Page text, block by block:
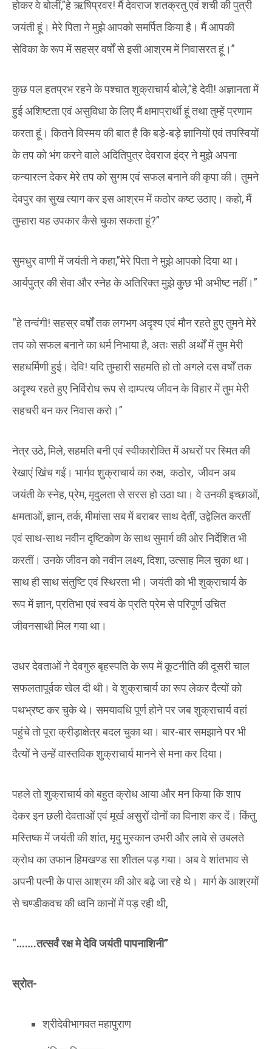
होकर वे बोलीं,”हे ऋषिप्रवर! मैं देवराज शतक्रतु एवं शची की पुत्री
जयंती हूं। मेरे पिता ने मुझे आपको समर्पित किया है। मैं आपकी
सेविका के रूप में सहस्र वर्षों से इसी आश्रम में निवासरत हूं।”
कुछ पल हतप्रभ रहने के पश्चात शुक्राचार्य बोले,”हे देवी! अज्ञानता में
हुई अशिष्टता एवं असुविधा के लिए मैं क्षमाप्रार्थी हूं तथा तुम्हें प्रणाम
करता हूं। कितने विस्मय की बात है कि बड़े-बड़े ज्ञानियों एवं तपस्वियों
के तप को भंग करने वाले अदितिपुत्र देवराज इंद्र ने मुझे अपना
कन्यारत्न देकर मेरे तप को सुगम एवं सफल बनाने की कृपा की। तुमने
देवपुर का सुख त्याग कर इस आश्रम में कठोर कष्ट उठाए। कहो, मैं
तुम्हारा यह उपकार कैसे चुका सकता हूं?”
सुमधुर वाणी में जयंती ने कहा,”मेरे पिता ने मुझे आपको दिया था।
आर्यपुत्र की सेवा और स्नेह के अतिरिक्त मुझे कुछ भी अभीष्ट नहीं।”
“हे तन्वंगी! सहस्र वर्षों तक लगभग अदृश्य एवं मौन रहते हुए तुमने मेरे
तप को सफल बनाने का धर्म निभाया है, अतः सही अर्थों में तुम मेरी
सहधर्मिणी हुई। देवि! यदि तुम्हारी सहमति हो तो अगले दस वर्षों तक
अदृश्य रहते हुए निर्विरोध रूप से दाम्पत्य जीवन के विहार में तुम मेरी
सहचरी बन कर निवास करो।”
नेत्र उठे, मिले, सहमति बनी एवं स्वीकारोक्ति में अधरों पर स्मित की
रेखाएं खिंच गईं। भार्गव शुक्राचार्य का रुक्ष, कठोर, जीवन अब
जयंती के स्नेह, प्रेम, मृदुलता से सरस हो उठा था। वे उनकी इच्छाओं,
क्षमताओं, ज्ञान, तर्क‌, मीमांसा सब में बराबर साथ देतीं, उद्वेलित करतीं
एवं साथ-साथ नवीन दृष्टिकोण के साथ सुमार्ग की ओर निर्देशित भी
करतीं। उनके जीवन को नवीन लक्ष्य, दिशा, उत्साह मिल चुका था।
साथ ही साथ संतुष्टि एवं स्थिरता भी। जयंती को भी शुक्राचार्य के
रूप में ज्ञान, प्रतिभा एवं स्वयं के प्रति प्रेम से परिपूर्ण उचित
जीवनसाथी मिल गया था।
उधर देवताओं ने देवगुरु बृहस्पति के रूप में कूटनीति की दूसरी चाल
सफलतापूर्वक खेल दी थी। वे शुक्राचार्य का रूप लेकर दैत्यों को
पथभ्रष्ट कर चुके थे। समयावधि पूर्ण होने पर जब शुक्राचार्य वहां
पहुंचे तो पूरा क्रीड़ाक्षेत्र बदल चुका था। बार-बार समझाने पर भी
दैत्यों ने उन्हें वास्तविक शुक्राचार्य मानने से मना कर दिया।
पहले तो शुक्राचार्य को बहुत क्रोध आया और मन किया कि शाप
देकर इन छली देवताओं एवं मूर्ख असुरों दोनों का विनाश कर दें। किंतु
मस्तिष्क में जयंती की शांत, मृदु मुस्कान उभरी और लावे से उबलते
क्रोध का उफान हिमखण्ड सा शीतल पड़ गया। अब वे शांतभाव से
अपनी पत्नी के पास आश्रम की ओर बढ़े जा रहे थे। मार्ग के आश्रमों
से चण्डीकवच की ध्वनि कानों में पड़ रही थी,
“…….तत्सर्वं रक्ष मे देवि जयंती पापनाशिनी”
स्रोत-
श्रीदेवीभागवत महापुराण